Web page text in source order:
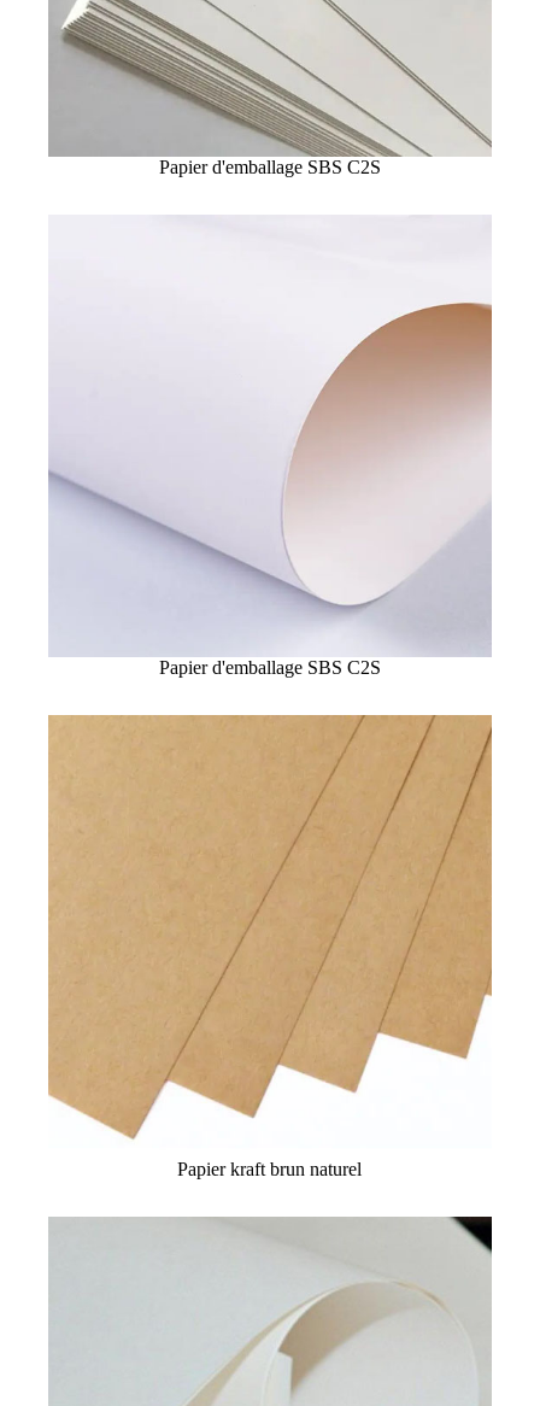
Papier d'emballage SBS C2S
Papier d'emballage SBS C2S
Papier kraft brun naturel